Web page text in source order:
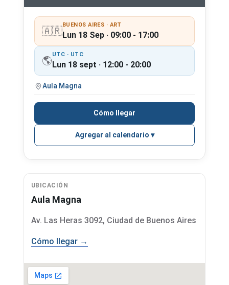
🇦🇷
BUENOS AIRES · ART
Lun 18 Sep · 09:00 - 17:00
🌎
UTC · UTC
Lun 18 sept · 12:00 - 20:00
Aula Magna
Cómo llegar
Agregar al calendario
UBICACIÓN
Aula Magna
Av. Las Heras 3092, Ciudad de Buenos Aires
Cómo llegar →